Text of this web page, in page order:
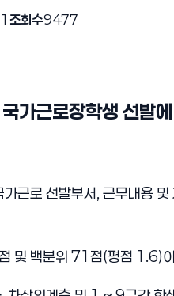
조회수9477
가근로장학생 선발에
근로 선발부서, 근무내용 및
및 백분위 71점(평점 1.6)